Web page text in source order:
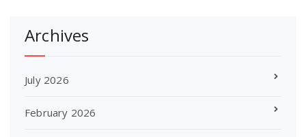
Archives
July 2026
February 2026